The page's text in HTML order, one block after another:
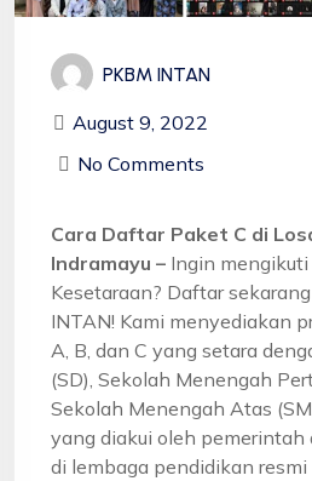
PKBM INTAN
August 9, 2022
No Comments
Cara Daftar Paket C di
Indramayu – Ingin
Kesetaraan? Daftar
INTAN! Kami menyediakan
A, B, dan C yang setara
(SD), Sekolah Menengah
Sekolah Menengah Atas
yang diakui oleh
di lembaga pendidikan